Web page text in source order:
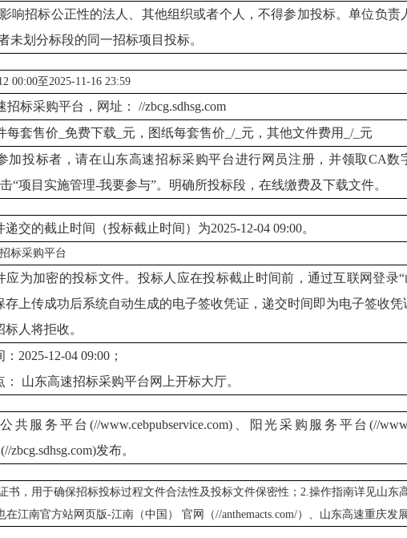
响招标公正性的法人、其他组织或者个人，不得参加投标。单位负
未划分标段的同一招标项目投标。
00:00至2025-11-16 23:59
招标采购平台，网址： //zbcg.sdhsg.com
每套售价 _免费下载_元，图纸每套售价_/_元，其他文件费用_/_元
加投标者，请在山东高速招标采购平台进行网员注册，并领取CA数
“项目实施管理-我要参与”。明确所投标段，在线缴费及下载文件。
递交的截止时间（投标截止时间）为2025-12-04 09:00。
标采购平台
应为加密的投标文件。投标人应在投标截止时间前，通过互联网登录
存上传成功后系统自动生成的电子签收凭证，递交时间即为电子签收
人将拒收。
2025-12-04 09:00；
山东高速招标采购平台网上开标大厅。
共服务平台(//www.cebpubservice.com)、阳光采购服务平台(//
发布。
书，用于确保招标投标过程文件合法性及投标文件保密性；2.操作指南详见山
江南官方站网页版-江南（中国） 官网（//anthemacts.com/）、山东高速重庆发